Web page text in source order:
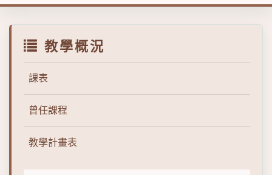
教學概況
課表
曾任課程
教學計畫表